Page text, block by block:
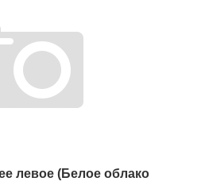
левое (Белое облако